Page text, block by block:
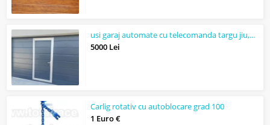
usi garaj automate cu telecomanda targu jiu,motru,rovinari,turceni,carbunesti
5000 Lei
Carlig rotativ cu autoblocare grad 100
1 Euro €